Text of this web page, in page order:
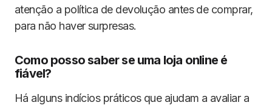
atenção a política de devolução antes de comprar,
para não haver surpresas.
Como posso saber se uma loja online é
fiável?
Há alguns indícios práticos que ajudam a avaliar a